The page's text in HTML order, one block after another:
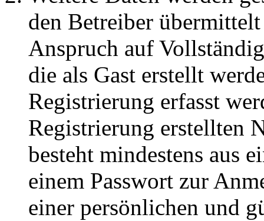
den Betreiber
Anspruch auf
die als Gast erstellt
Registrierung erfasst
Registrierung erstellten
besteht mindestens aus
einem Passwort zur
einer persönlichen und